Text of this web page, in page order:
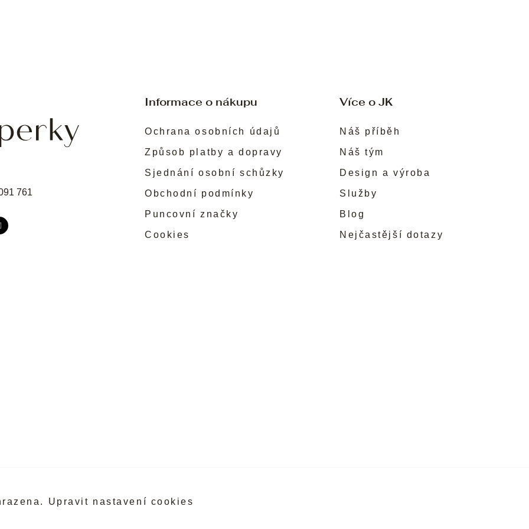
Informace o nákupu
Ochrana osobních údajů
Způsob platby a dopravy
Sjednání osobní schůzky
Obchodní podmínky
Puncovní značky
Cookies
Více o JK
Náš příběh
Náš tým
Design a výroba
Služby
Blog
Nejčastější dotazy
761
Upravit nastavení cookies